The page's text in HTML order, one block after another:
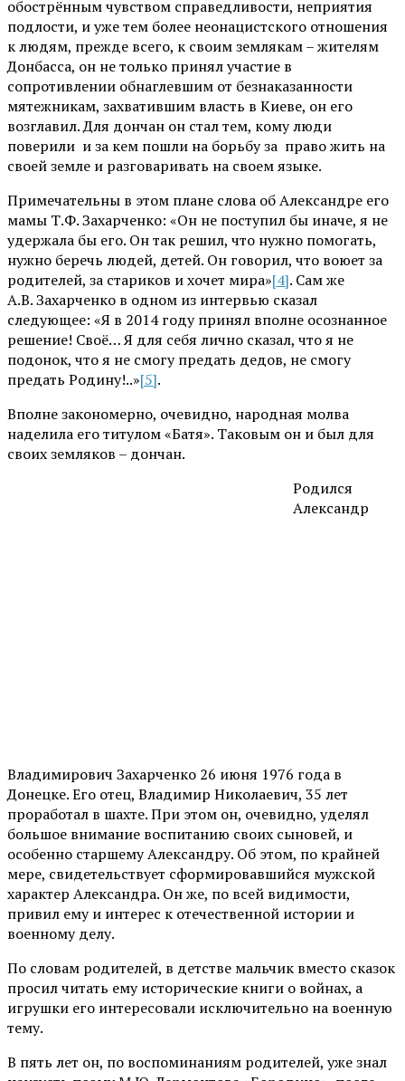
обострённым чувством справедливости, неприятия
подлости, и уже тем более неонацистского отношения
к людям, прежде всего, к своим землякам – жителям
Донбасса, он не только принял участие в
сопротивлении обнаглевшим от безнаказанности
мятежникам, захватившим власть в Киеве, он его
возглавил. Для дончан он стал тем, кому люди
поверили и за кем пошли на борьбу за право жить на
своей земле и разговаривать на своем языке.
Примечательны в этом плане слова об Александре его
мамы Т.Ф. Захарченко: «Он не поступил бы иначе, я не
удержала бы его. Он так решил, что нужно помогать,
нужно беречь людей, детей. Он говорил, что воюет за
родителей, за стариков и хочет мира»[4]. Сам же
А.В. Захарченко в одном из интервью сказал
следующее: «Я в 2014 году принял вполне осознанное
решение! Своё… Я для себя лично сказал, что я не
подонок, что я не смогу предать дедов, не смогу
предать Родину!..»[5].
Вполне закономерно, очевидно, народная молва
наделила его титулом «Батя». Таковым он и был для
своих земляков – дончан.
Родился
Александр
Владимирович Захарченко 26 июня 1976 года в
Донецке. Его отец, Владимир Николаевич, 35 лет
проработал в шахте. При этом он, очевидно, уделял
большое внимание воспитанию своих сыновей, и
особенно старшему Александру. Об этом, по крайней
мере, свидетельствует сформировавшийся мужской
характер Александра. Он же, по всей видимости,
привил ему и интерес к отечественной истории и
военному делу.
По словам родителей, в детстве мальчик вместо сказок
просил читать ему исторические книги о войнах, а
игрушки его интересовали исключительно на военную
тему.
В пять лет он, по воспоминаниям родителей, уже знал